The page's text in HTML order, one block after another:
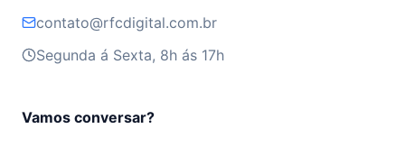
contato@rfcdigital.com.br
Segunda á Sexta, 8h ás 17h
Vamos conversar?